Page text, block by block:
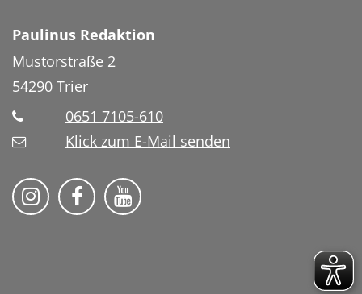
Paulinus Redaktion
Mustorstraße 2
54290 Trier
0651 7105-610
Klick zum E-Mail senden
Bistum Trier auf Instragram
Bistum Trier auf Facebook
Bistum Trier auf YouTube